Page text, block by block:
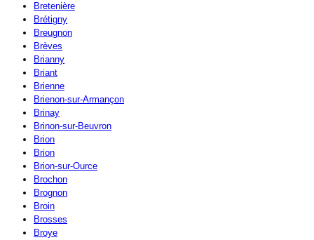
Bretenière
Brétigny
Breugnon
Brèves
Brianny
Briant
Brienne
Brienon-sur-Armançon
Brinay
Brinon-sur-Beuvron
Brion
Brion
Brion-sur-Ource
Brochon
Brognon
Broin
Brosses
Broye